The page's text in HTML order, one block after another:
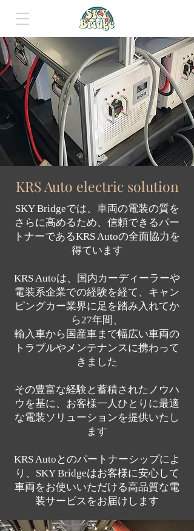
KRS Auto electric solution
SKY Bridgeでは、車両の電装の質を
さらに高めるため、信頼できるパー
トナーであるKRS Autoの全面協力を
得ています
KRS Autoは、国内カーディーラーや
電装系企業での経験を経て、キャン
ピングカー業界に足を踏み入れてか
ら27年間、
輸入車から国産車まで幅広い車両の
トラブルやメンテナンスに携わって
きました
その豊富な経験と蓄積されたノウハ
ウを基に、お客様一人ひとりに最適
な電装ソリューションを提供いたし
ます
KRS Autoとのパートナーシップによ
り、SKY Bridgeはお客様に安心して
車両をお使いいただける高品質な電
装サービスをお届けします